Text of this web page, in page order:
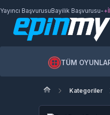
Yayıncı BaşvurusuBayilik Başvurusu-
TÜM
Kategoriler